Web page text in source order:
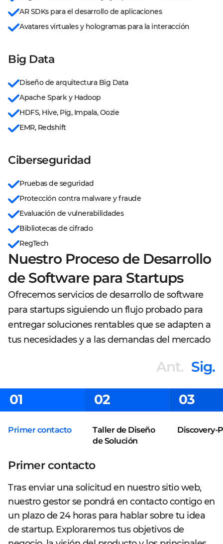
AR SDKs para el desarrollo de aplicaciones
Avatares virtuales y hologramas para la interacción
Big Data
Diseño de arquitectura Big Data
Apache Spark y Hadoop
HDFS, Hive, Pig, Impala, Oozie
EMR, Redshift
Ciberseguridad
Pruebas de seguridad
Protección contra malware y fraude
Evaluación de vulnerabilidades
Bibliotecas de cifrado
RegTech
Nuestro Proceso de Desarrollo
de Software para Startups
Ofrecemos servicios de desarrollo de software
para startups siguiendo un flujo probado para
entregar soluciones rentables que se adapten a
tus necesidades y a las demandas del mercado
Ant. Sig.
02 03
01
Primer contacto
Taller de Diseño
de Solución
Discovery-
Primer contacto
Tras enviar una solicitud en nuestro sitio web,
nuestro gestor se pondrá en contacto contigo en
un plazo de 24 horas para hablar sobre tu idea
de startup. Exploraremos tus objetivos de